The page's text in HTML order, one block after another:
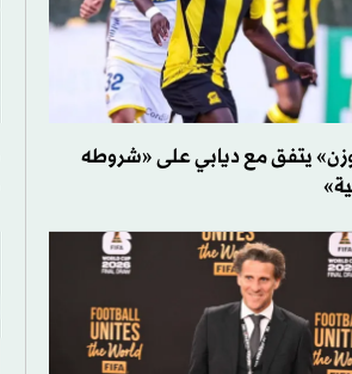
يتفق مع ديابي على «شروطه